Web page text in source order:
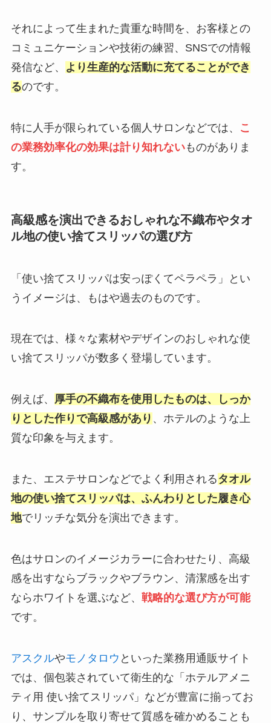
それによって生まれた貴重な時間を、お客様との
コミュニケーションや技術の練習、SNSでの情報
発信など、
より生産的な活動に充てることができ
るのです。
特に人手が限られている個人サロンなどでは、
こ
の業務効率化の効果は計り知れないものがありま
す。
高級感を演出できるおしゃれな不織布やタオ
ル地の使い捨てスリッパの選び方
「使い捨てスリッパは安っぽくてペラペラ」とい
うイメージは、もはや過去のものです。
現在では、様々な素材やデザインのおしゃれな使
い捨てスリッパが数多く登場しています。
例えば、 厚手の不織布を使用したものは、しっか
りとした作りで高級感があり 、ホテルのような上
質な印象を与えます。
また、エステサロンなどでよく利用される タオル
地の使い捨てスリッパは、ふんわりとした履き心
地でリッチな気分を演出できます。
色はサロンのイメージカラーに合わせたり、高級
感を出すならブラックやブラウン、清潔感を出す
ならホワイトを選ぶなど、 戦略的な選び方が可能
です。
アスクルやモノタロウ といった業務用通販サイト
では、個包装されていて衛生的な「ホテルアメニ
ティ用 使い捨てスリッパ」などが豊富に揃ってお
り、サンプルを取り寄せて質感を確かめることも